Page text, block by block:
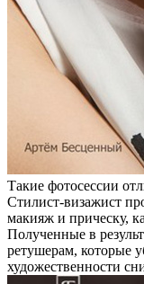
Такие фотосессии
Стилист-визажист
макияж и прическу,
Полученные в
ретушерам, которые
художественности